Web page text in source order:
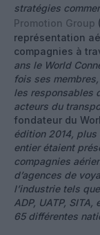
stratégies
Promotion Group
représentation
compagnies à
ans le World
fois ses
les responsables
acteurs du
fondateur du
édition 2014,
entier étaient
compagnies
d’agences de
l’industrie tels
ADP, UATP,
65 différentes